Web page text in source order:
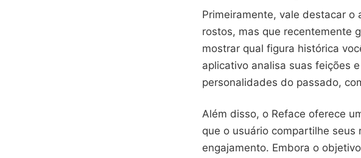
Primeiramente, vale destacar o
rostos, mas que recentemente
mostrar qual figura histórica
aplicativo analisa suas feições
personalidades do passado,
Além disso, o Reface oferece
que o usuário compartilhe
engajamento. Embora o